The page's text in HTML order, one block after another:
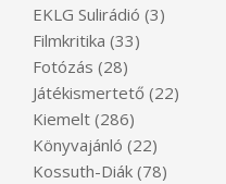
EKLG Sulirádió (3)
Filmkritika (33)
Fotózás (28)
Játékismertető (22)
Kiemelt (286)
Könyvajánló (22)
Kossuth-Diák (78)